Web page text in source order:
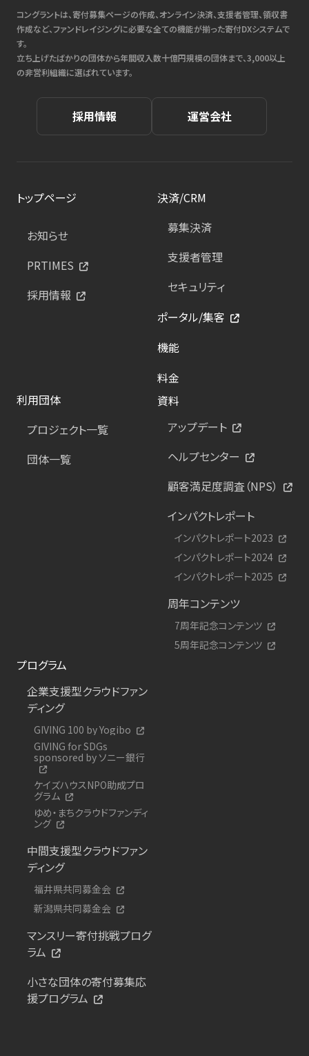
コングラントは、寄付募集ページの作成、オンライン決済、支援者管理、領収書
作成など、ファンドレイジングに必要な全ての機能が揃った寄付DXシステムで
す。
立ち上げたばかりの団体から年間収入数十億円規模の団体まで、3,000以上
の非営利組織に選ばれています。
採用情報 運営会社
トップページ
お知らせ
PRTIMES
採用情報
決済/CRM
募集決済
支援者管理
セキュリティ
ポータル/集客
機能
料金
利用団体
プロジェクト一覧
団体一覧
資料
アップデート
ヘルプセンター
顧客満足度調査（NPS）
インパクトレポート
インパクトレポート2023
インパクトレポート2024
インパクトレポート2025
周年コンテンツ
7周年記念コンテンツ
5周年記念コンテンツ
プログラム
企業支援型クラウドファン
ディング
GIVING 100 by Yogibo
GIVING for SDGs
sponsored by ソニー銀行
ケイズハウスNPO助成プロ
グラム
ゆめ・まちクラウドファンディ
ング
中間支援型クラウドファン
ディング
福井県共同募金会
新潟県共同募金会
マンスリー寄付挑戦プログ
ラム
小さな団体の寄付募集応
援プログラム